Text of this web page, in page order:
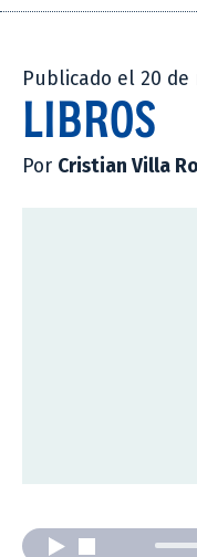
Publicado el 20 de
LIBROS
Por Cristian Villa